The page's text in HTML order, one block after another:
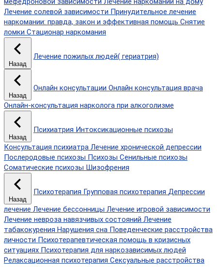
Лечение солевой зависимости Принудительное лечение
наркомании: правда, закон и эффективная помощь Снятие
ломки Стационар наркомания
Назад
Лечение пожилых людей( гериатрия)
Назад
Онлайн консультации Онлайн консультация врача
Онлайн-консультация нарколога при алкоголизме
Назад
Психиатрия Интоксикационные психозы
Консультация психиатра Лечение хронической депрессии
Послеродовые психозы Психозы Сенильные психозы
Соматические психозы Шизофрения
Назад
Психотерапия Групповая психотерапия Депрессии
лечение Лечение бессонницы Лечение игровой зависимости
Лечение невроза навязчивых состояний Лечение
табакокурения Нарушения сна Поведенческие расстройства
личности Психотерапевтическая помощь в кризисных
ситуациях Психотерапия для наркозависимых людей
Релаксационная психотерапия Сексуальные расстройства